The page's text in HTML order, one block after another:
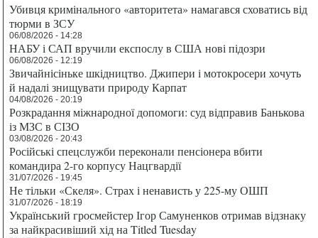
Убивця кримінального «авторитета» намагався сховатись від
тюрми в ЗСУ
06/08/2026 - 14:28
НАБУ і САП вручили експослу в США нові підозри
06/08/2026 - 12:19
Звичайнісіньке шкідництво. Джипери і мотокросери хочуть
й надалі знищувати природу Карпат
04/08/2026 - 20:19
Розкрадання міжнародної допомоги: суд відправив Банькова
із МЗС в СІЗО
03/08/2026 - 20:43
Російські спецслужби переконали пенсіонера вбити
командира 2-го корпусу Нацгвардії
31/07/2026 - 19:45
Не тільки «Скеля». Страх і ненависть у 225-му ОШП
31/07/2026 - 18:19
Український гросмейстер Ігор Самуненков отримав відзнаку
за найкрасивіший хід на Titled Tuesday